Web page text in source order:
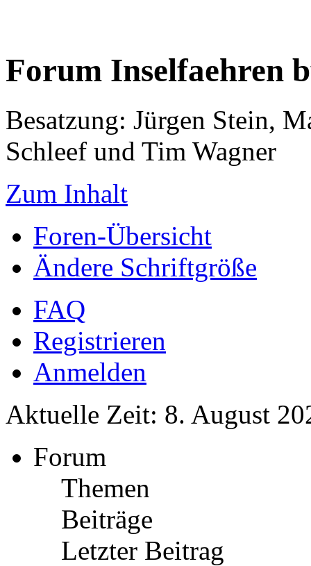
Forum Inselfaehren
Besatzung: Jürgen Stein,
Schleef und Tim Wagner
Zum Inhalt
Foren-Übersicht
Ändere Schriftgröße
FAQ
Registrieren
Anmelden
Aktuelle Zeit: 8. August
Forum
Themen
Beiträge
Letzter Beitrag